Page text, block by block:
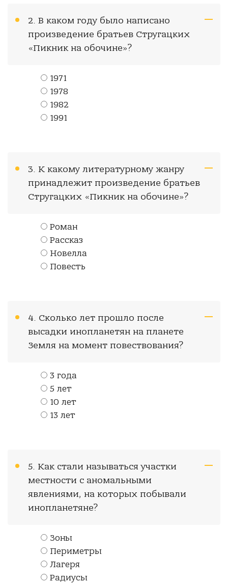
2. В каком году было написано
произведение братьев Стругацких
«Пикник на обочине»?
1971
1978
1982
1991
3. К какому литературному жанру
принадлежит произведение братьев
Стругацких «Пикник на обочине»?
Роман
Рассказ
Новелла
Повесть
4. Сколько лет прошло после
высадки инопланетян на планете
Земля на момент повествования?
3 года
5 лет
10 лет
13 лет
5. Как стали называться участки
местности с аномальными
явлениями, на которых побывали
инопланетяне?
Зоны
Периметры
Лагеря
Радиусы